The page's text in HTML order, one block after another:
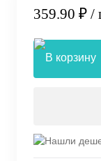
359.90 ₽ /